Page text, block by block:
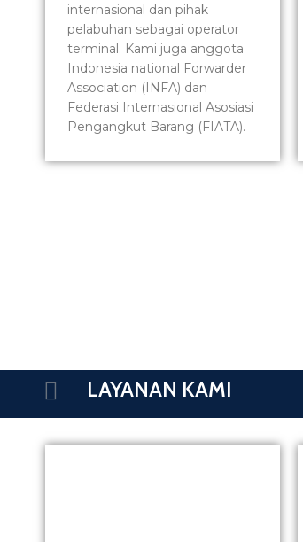
internasional dan pihak
pelabuhan sebagai operator
terminal. Kami juga anggota
Indonesia national Forwarder
Association (INFA) dan
Federasi Internasional Asosiasi
Pengangkut Barang (FIATA).
LAYANAN KAMI